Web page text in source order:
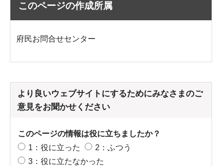
このページの作成所属
府民お問合せセンター
より良いウェブサイトにするためにみなさまのご
意見をお聞かせください
このページの情報は役に立ちましたか？
1：役に立った
2：ふつう
3：役に立たなかった